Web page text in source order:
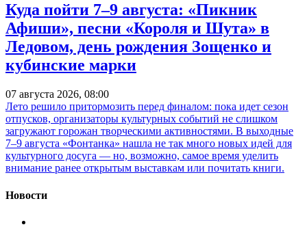
Куда пойти 7–9 августа: «Пикник
Афиши», песни «Короля и Шута» в
Ледовом, день рождения Зощенко и
кубинские марки
07 августа 2026, 08:00
Лето решило притормозить перед финалом: пока идет сезон
отпусков, организаторы культурных событий не слишком
загружают горожан творческими активностями. В выходные
7–9 августа «Фонтанка» нашла не так много новых идей для
культурного досуга — но, возможно, самое время уделить
внимание ранее открытым выставкам или почитать книги.
Новости